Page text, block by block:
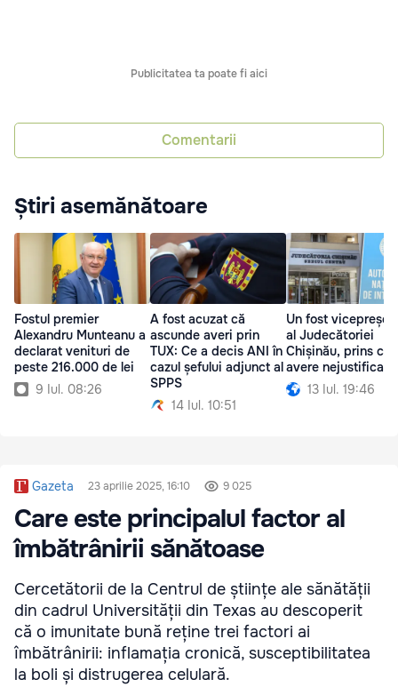
Publicitatea ta poate fi aici
Comentarii
Știri asemănătoare
Fostul premier
Alexandru Munteanu a
declarat venituri de
peste 216.000 de lei
9 Iul. 08:26
A fost acuzat că
ascunde averi prin
TUX: Ce a decis ANI în
cazul șefului adjunct al
SPPS
14 Iul. 10:51
Un fost
al Judecătoriei
Chișinău, prins cu
avere nejustificată
13 Iul. 19:46
Gazeta 23 aprilie 2025, 16:10 9 025
Care este principalul factor al
îmbătrânirii sănătoase
Cercetătorii de la Centrul de științe ale sănătății
din cadrul Universității din Texas au descoperit
că o imunitate bună reține trei factori ai
îmbătrânirii: inflamația cronică, susceptibilitatea
la boli și distrugerea celulară.